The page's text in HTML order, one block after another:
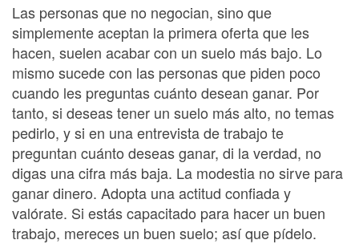
Las personas que no negocian, sino que
simplemente aceptan la primera oferta que les
hacen, suelen acabar con un suelo más bajo. Lo
mismo sucede con las personas que piden poco
cuando les preguntas cuánto desean ganar. Por
tanto, si deseas tener un suelo más alto, no temas
pedirlo, y si en una entrevista de trabajo te
preguntan cuánto deseas ganar, di la verdad, no
digas una cifra más baja. La modestia no sirve para
ganar dinero. Adopta una actitud confiada y
valórate. Si estás capacitado para hacer un buen
trabajo, mereces un buen suelo; así que pídelo.